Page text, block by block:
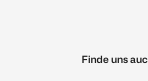
Finde uns